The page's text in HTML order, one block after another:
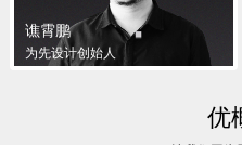
谯霄鹏
为先设计创始人
优